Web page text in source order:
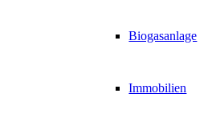
Biogasanlage
Immobilien